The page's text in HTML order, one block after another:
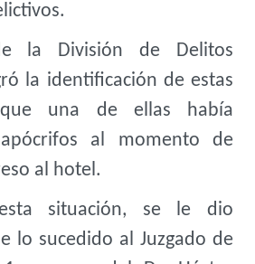
la División de Delitos
la identificación de estas
una de ellas había
al momento de
al hotel.
situación, se le dio
lo sucedido al Juzgado de